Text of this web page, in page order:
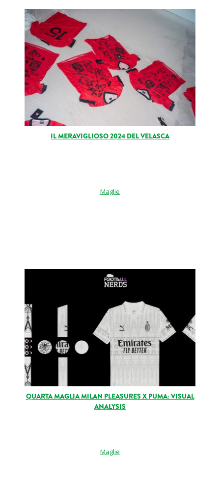
IL MERAVIGLIOSO 2024 DEL VELASCA
Maglie
QUARTA MAGLIA MILAN PLEASURES X PUMA: VISUAL
ANALYSIS
Maglie